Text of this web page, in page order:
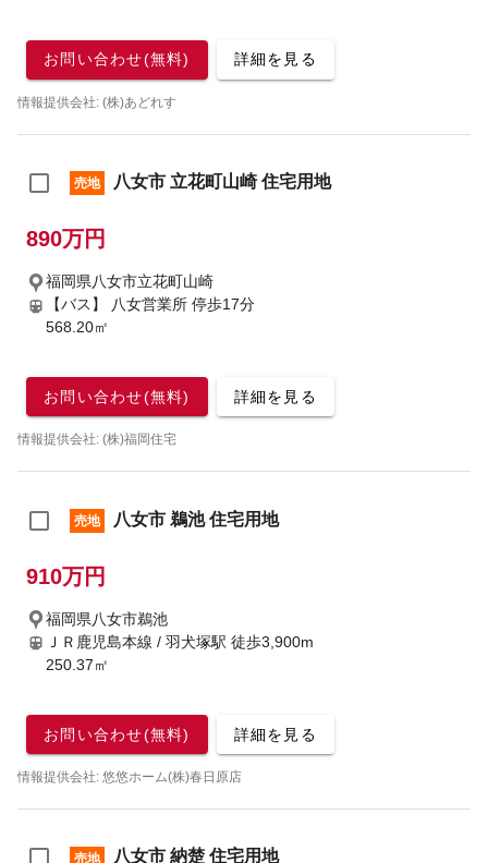
お問い合わせ(無料) 詳細を見る
情報提供会社: (株)あどれす
売地 八女市 立花町山崎 住宅用地
890万円
福岡県八女市立花町山崎
【バス】 八女営業所 停歩17分
568.20㎡
お問い合わせ(無料) 詳細を見る
情報提供会社: (株)福岡住宅
売地 八女市 鵜池 住宅用地
910万円
福岡県八女市鵜池
ＪＲ鹿児島本線 / 羽犬塚駅 徒歩3,900m
250.37㎡
お問い合わせ(無料) 詳細を見る
情報提供会社: 悠悠ホーム(株)春日原店
売地 八女市 納楚 住宅用地